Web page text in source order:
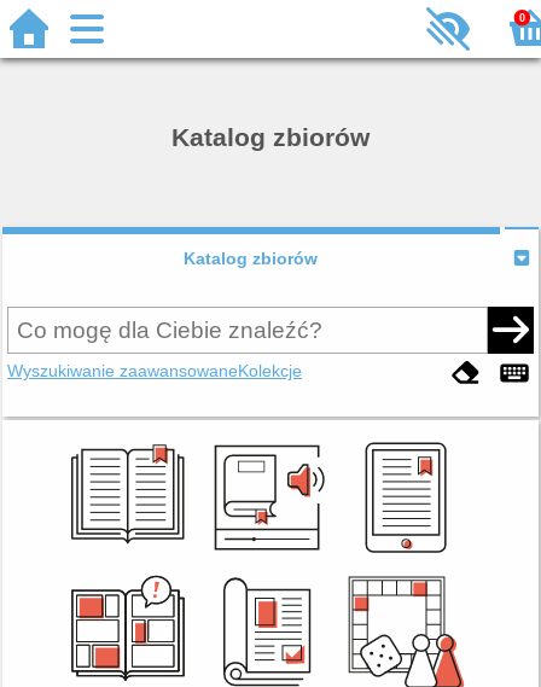
0
Katalog zbiorów
Katalog zbiorów
Wyszukiwanie zaawansowaneKolekcje